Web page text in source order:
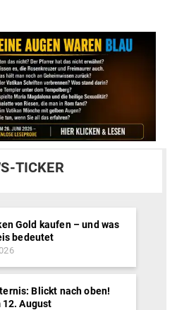
TICKER
Gold kaufen – und was
bedeutet
Blickt nach oben!
12. August